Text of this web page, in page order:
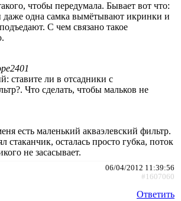
чтобы передумала. Бывает вот что:
даже одна самка вымётывают икринки и
С чем связано такое
ставите ли в отсадники с
Что сделать, чтобы мальков не
есть маленький акваэлевский фильтр.
стаканчик, осталась просто губка, поток
не засасывает.
06/04/2012 11:39:56
#1607060
Ответить